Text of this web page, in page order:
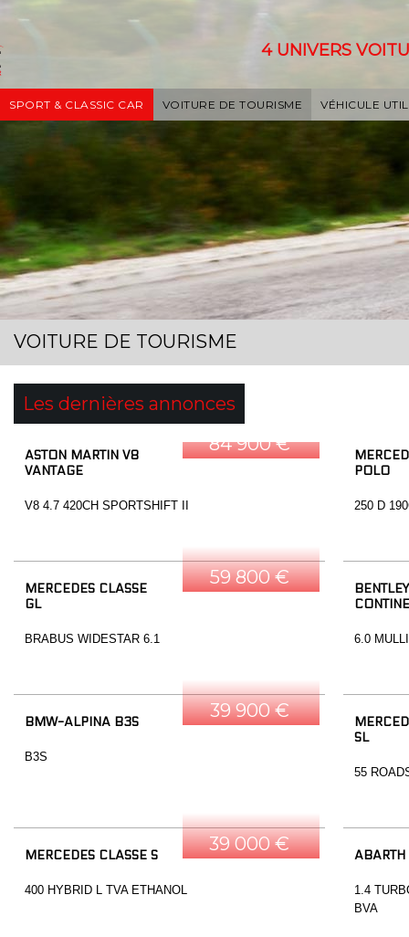
4 UNIVERS
SPORT & CLASSIC CAR VOITURE DE TOURISME VÉHICULE
VOITURE DE TOURISME
Les dernières annonces
84 900 €
ASTON MARTIN V8
VANTAGE
V8 4.7 420CH SPORTSHIFT II
POLO
250 D
59 800 €
MERCEDES CLASSE
GL
BRABUS WIDESTAR 6.1
BENTLEY
6.0
39 900 €
BMW-ALPINA B3S
B3S
SL
55
39 000 €
MERCEDES CLASSE S
400 HYBRID L TVA ETHANOL
1.4
BVA